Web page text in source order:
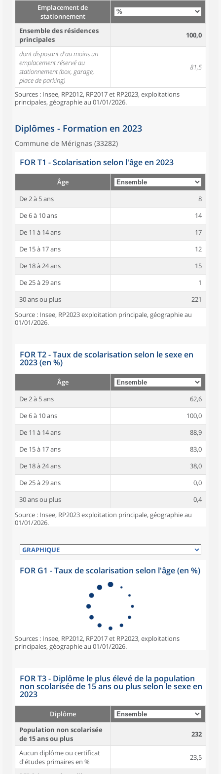
Emplacement de
stationnement
Ensemble des résidences
principales
100,0
dont disposant d'au moins un
emplacement réservé au
stationnement (box, garage,
place de parking)
81,5
Sources : Insee, RP2012, RP2017 et RP2023, exploitations
principales, géographie au 01/01/2026.
Diplômes - Formation en 2023
Commune de Mérignas (33282)
FOR T1 - Scolarisation selon l'âge en 2023
Âge
De 2 à 5 ans
8
De 6 à 10 ans
14
De 11 à 14 ans
17
De 15 à 17 ans
12
De 18 à 24 ans
15
De 25 à 29 ans
1
30 ans ou plus
221
Source : Insee, RP2023 exploitation principale, géographie au
01/01/2026.
FOR T2 - Taux de scolarisation selon le sexe en
2023 (en %)
Âge
De 2 à 5 ans
62,6
De 6 à 10 ans
100,0
De 11 à 14 ans
88,9
De 15 à 17 ans
83,0
De 18 à 24 ans
38,0
De 25 à 29 ans
0,0
30 ans ou plus
0,4
Source : Insee, RP2023 exploitation principale, géographie au
01/01/2026.
FOR G1 - Taux de scolarisation selon l'âge (en %)
Sources : Insee, RP2012, RP2017 et RP2023, exploitations
principales, géographie au 01/01/2026.
FOR T3 - Diplôme le plus élevé de la population
non scolarisée de 15 ans ou plus selon le sexe en
2023
Diplôme
Population non scolarisée
de 15 ans ou plus
232
Aucun diplôme ou certificat
d'études primaires en %
23,5